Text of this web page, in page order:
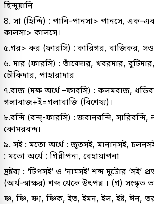
হিন্দুয়ানি
8. সা (হিন্দি) : পানি-পানসা> পানসে,
কালসা> কালসে।
৫.গর> কর (ফারসি) : কারিগর, বাজিকর,
৬. দার (ফারসি) : তাঁবেদার, খবরদার,
চৌকিদার, পাহারাদার
৭.বাজ (দক্ষ অর্থে –ফারসি) : কলমবাজ,
গলাবাজ+ই=গলাবাজি (বিশেষ্য)।
৮.বন্দি (বন্দ্-ফারসি) : জবানবন্দি, সারিবন্দি,
কোমরবন্দ।
৯. সই : মতো অর্থে : জুতসই, মানানসই,
: মতো অর্থে : গিন্নীপনা, বেহায়াপনা
দ্রষ্টব্য : ‘টিপসই’ ও ‘নামসই’ শব্দ দুটোর ‘সই’
(অর্থ-স্বাক্ষর) শব্দ থেকে উৎপন্ন । (গ) সংস্কৃত
ষ্ণ, ষ্ণি, ষ্ণ্য, ষ্ণিক, ইত, ইমন, ইল, ইষ্ট, ঈন,